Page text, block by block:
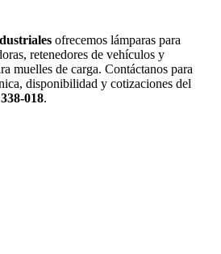
ofrecemos lámparas para
retenedores de vehículos y
muelles de carga. Contáctanos para
disponibilidad y cotizaciones del
018.